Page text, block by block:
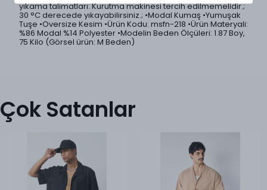
yıkama talimatları: Kurutma makinesi tercih edilmemelidir.;
30 °C derecede yıkayabilirsiniz.; •Modal Kumaş •Yumuşak
Tuşe •Oversize Kesim •Ürün Kodu: msfn-218 •Ürün Materyali:
%86 Modal %14 Polyester •Modelin Beden Ölçüleri: 1.87 Boy,
75 Kilo (Görsel ürün: M Beden)
Çok Satanlar